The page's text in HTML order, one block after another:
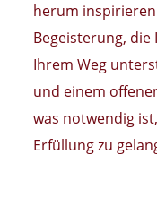
herum
Begeisterung,
Ihrem Weg
und einem
was notwendig
Erfüllung zu